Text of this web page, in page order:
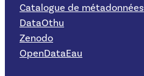
Catalogue de métadonnées
DataOthu
Zenodo
OpenDataEau